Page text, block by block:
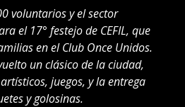
voluntarios y el sector
el 17° festejo de CEFIL, que
en el Club Once Unidos.
un clásico de la ciudad,
juegos, y la entrega
y golosinas.